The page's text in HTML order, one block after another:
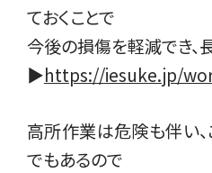
ておくことで
今後の損傷を軽減でき、
▶︎https://iesuke.jp/
高所作業は危険も伴い
でもあるので